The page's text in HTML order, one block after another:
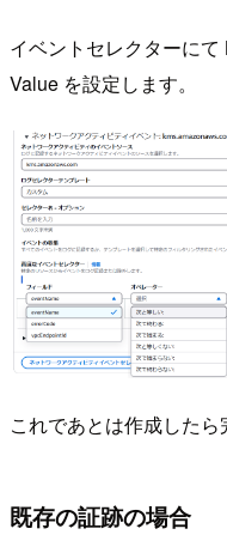
イベントセレクターにて
Value を設定します。
これであとは作成したら
既存の証跡の場合